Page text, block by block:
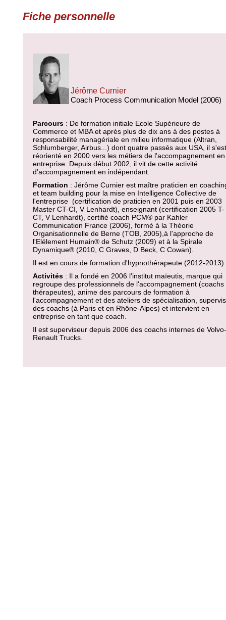
Fiche personnelle
Jérôme Curnier
Coach Process Communication Model (2006)
Parcours : De formation initiale Ecole Supérieure de
Commerce et MBA et après plus de dix ans à des postes à
responsabilité managériale en milieu informatique (Altran,
Schlumberger, Airbus...) dont quatre passés aux USA, il s'est
réorienté en 2000 vers les métiers de l'accompagnement en
entreprise. Depuis début 2002, il vit de cette activité
d'accompagnement en indépendant.
Formation : Jérôme Curnier est maître praticien en
et team building pour la mise en Intelligence Collective de
l'entreprise (certification de praticien en 2001 puis en 2003
Master CT-CI, V Lenhardt), enseignant (certification 2005 T-
CT, V Lenhardt), certifié coach PCM® par Kahler
Communication France (2006), formé à la Théorie
Organisationnelle de Berne (TOB, 2005),à l'approche de
l'Elélement Humain® de Schutz (2009) et à la Spirale
Dynamique® (2010, C Graves, D Beck, C Cowan).
Il est en cours de formation d'hypnothérapeute (2012-2013).
Activités : Il a fondé en 2006 l'institut maïeutis, marque qui
regroupe des professionnels de l'accompagnement (coachs
thérapeutes), anime des parcours de formation à
l'accompagnement et des ateliers de spécialisation,
des coachs (à Paris et en Rhône-Alpes) et intervient en
entreprise en tant que coach.
Il est superviseur depuis 2006 des coachs internes de Volvo-
Renault Trucks.